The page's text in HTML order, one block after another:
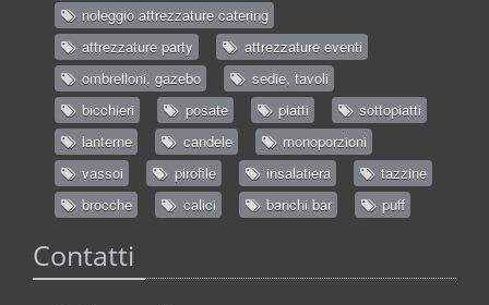
noleggio attrezzature catering
attrezzature party
attrezzature eventi
ombrelloni, gazebo
sedie, tavoli
bicchieri
posate piatti
sottopiatti
lanterne
candele
monoporzioni
vassoi
pirofile insalatiera
tazzine
brocche
calici banchi bar puff
Contatti